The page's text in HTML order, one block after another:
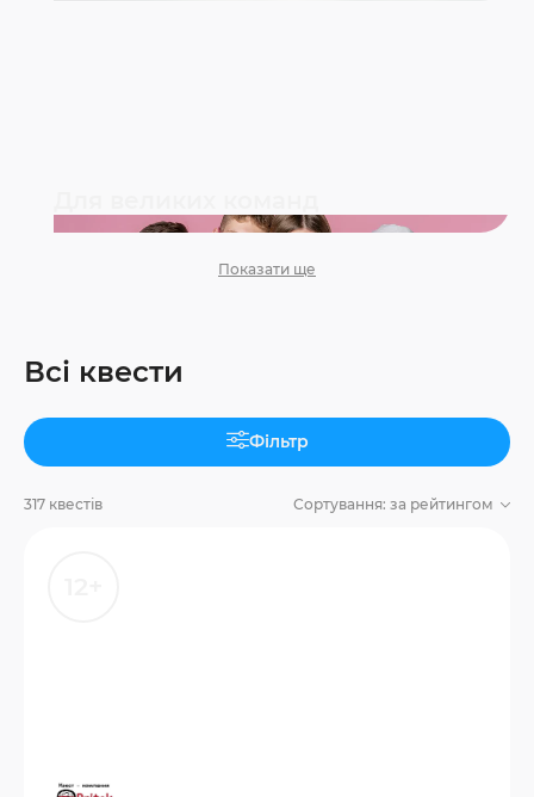
Показати ще
Всі квести
Фільтр
317 квестів Сортування: за рейтингом